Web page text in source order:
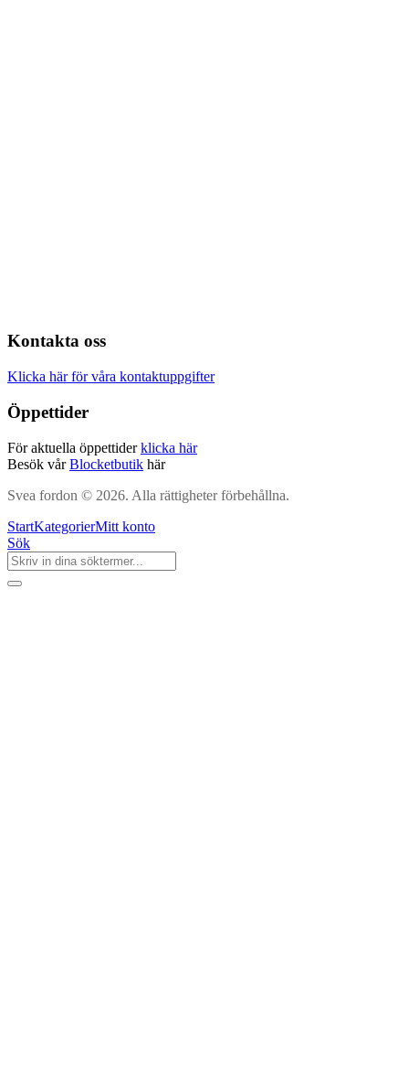
Kontakta oss
Klicka här för våra kontaktuppgifter
Öppettider
För aktuella öppettiderklicka här
Besök vårBlocketbutik här
Svea fordon © 2026. Alla rättigheter förbehållna.
StartKategorierMitt konto
Sök